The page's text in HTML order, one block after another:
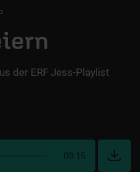
der ERF Jess-Playlist
03:15